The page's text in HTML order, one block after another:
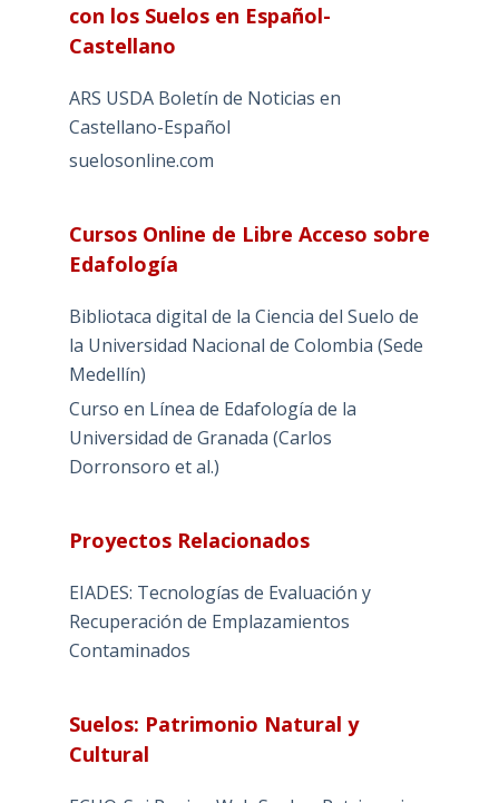
con los Suelos en Español-
Castellano
ARS USDA Boletín de Noticias en
Castellano-Español
suelosonline.com
Cursos Online de Libre Acceso sobre
Edafología
Bibliotaca digital de la Ciencia del Suelo de
la Universidad Nacional de Colombia (Sede
Medellín)
Curso en Línea de Edafología de la
Universidad de Granada (Carlos
Dorronsoro et al.)
Proyectos Relacionados
EIADES: Tecnologías de Evaluación y
Recuperación de Emplazamientos
Contaminados
Suelos: Patrimonio Natural y
Cultural